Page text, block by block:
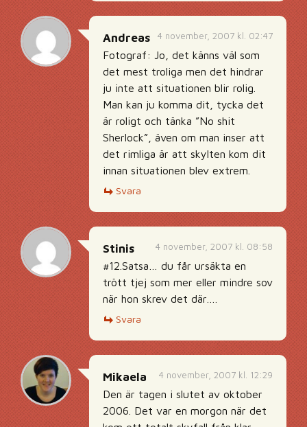
4 november, 2007 kl. 02:47
Andreas
Fotograf: Jo, det känns väl som
det mest troliga men det hindrar
ju inte att situationen blir rolig.
Man kan ju komma dit, tycka det
är roligt och tänka ”No shit
Sherlock”, även om man inser att
det rimliga är att skylten kom dit
innan situationen blev extrem.
Svara
4 november, 2007 kl. 08:58
Stinis
#12.Satsa… du får ursäkta en
trött tjej som mer eller mindre sov
när hon skrev det där….
Svara
4 november, 2007 kl. 12:29
Mikaela
Den är tagen i slutet av oktober
2006. Det var en morgon när det